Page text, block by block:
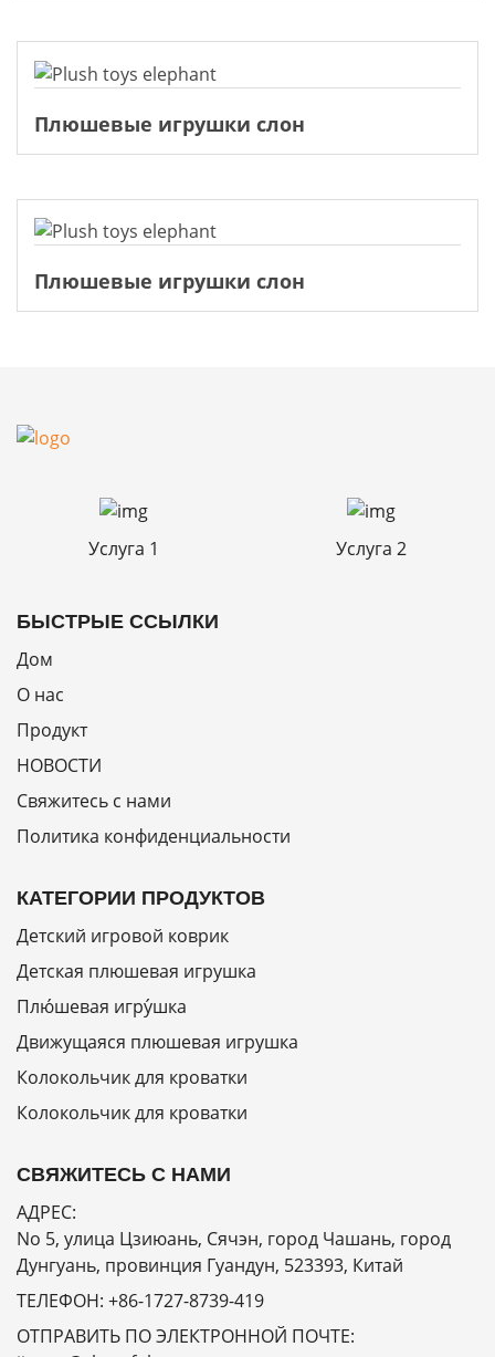
Плюшевые игрушки слон
Плюшевые игрушки слон
Услуга 1 Услуга 2
БЫСТРЫЕ ССЫЛКИ
Дом
О нас
Продукт
НОВОСТИ
Свяжитесь с нами
Политика конфиденциальности
КАТЕГОРИИ ПРОДУКТОВ
Детский игровой коврик
Детская плюшевая игрушка
Плю́шевая игру́шка
Движущаяся плюшевая игрушка
Колокольчик для кроватки
Колокольчик для кроватки
СВЯЖИТЕСЬ С НАМИ
АДРЕС:
No 5, улица Цзиюань, Сячэн, город Чашань, город
Дунгуань, провинция Гуандун, 523393, Китай
ТЕЛЕФОН: +86-1727-8739-419
ОТПРАВИТЬ ПО ЭЛЕКТРОННОЙ ПОЧТЕ: